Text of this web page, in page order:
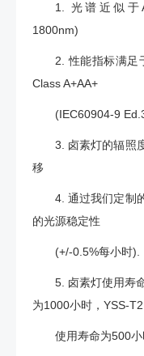
1. 光谱近似于
1800nm)
2. 性能指标满足
Class A+AA+
(IEC60904-9
3. 卤素灯的辐照
移
4. 通过我们定制
的光源稳定性
(+/-0.5%每小时).
5. 卤素灯使用寿
为1000小时，YSS-
使用寿命为500